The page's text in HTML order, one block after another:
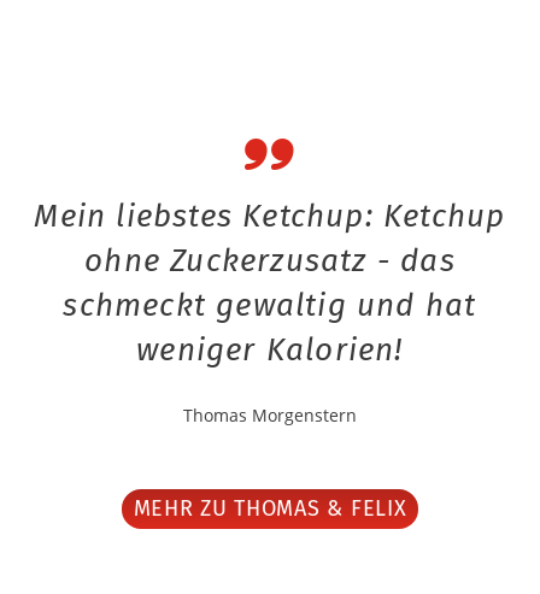
Mein liebstes Ketchup: Ketchup
ohne Zuckerzusatz - das
schmeckt gewaltig und hat
weniger Kalorien!
Thomas Morgenstern
MEHR ZU THOMAS & FELIX